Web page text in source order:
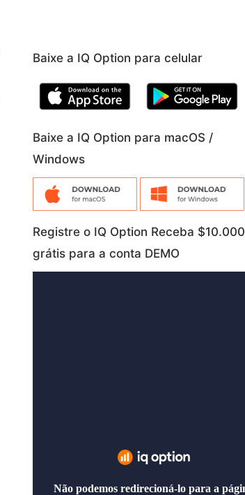
Baixe a IQ Option para celular
Baixe a IQ Option para macOS /
Windows
Registre o IQ Option Receba $10.000
grátis para a conta DEMO